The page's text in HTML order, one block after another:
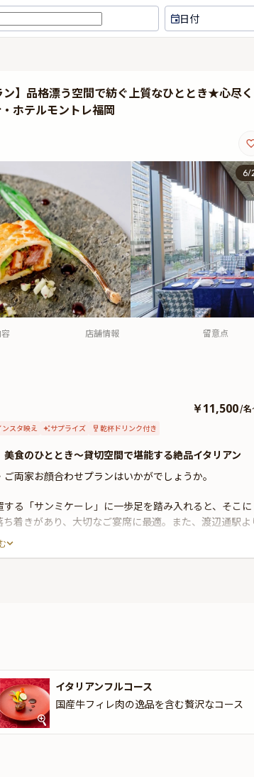
日付
】品格漂う空間で紡ぐ上質なひととき★心尽く
ホテルモントレ福岡
6/
店舗情報 留意点
￥11,500/名
ンスタ映え サプライズ 乾杯ドリンク付き
食のひととき〜貸切空間で堪能する絶品イタリアン
両家お顔合わせプランはいかがでしょうか。
る「サンミケーレ」に一歩足を踏み入れると、そこに
着きがあり、大切なご宴席に最適。また、渡辺通駅よ
際にも安心です。ホテル内レストランならではのおもて
話も弾み、ご両家の距離がより近づく、和やかなお顔
リアンフルコース。国産牛フィレ肉の逸品を含む、2種
合わせにふさわしい、上質で穏やかなひとときをお過
、ご家族様への感謝の気持ちを込めたギフトや花束・
ます。しおりやメッセージカードは着席時に、花束や
立てください。スタッフが心を込めてお手伝いさせて
イタリアンフルコース
国産牛フィレ肉の逸品を含む贅沢なコース
いシェフが銀座から来たと聞
楽しみにランチを予約しまし
、料理全てが本当に美味しく
しました！ 雰囲気もサービス
満足でした！ 次はディナーに
ます！
美味しいしスタッフも大変
た。